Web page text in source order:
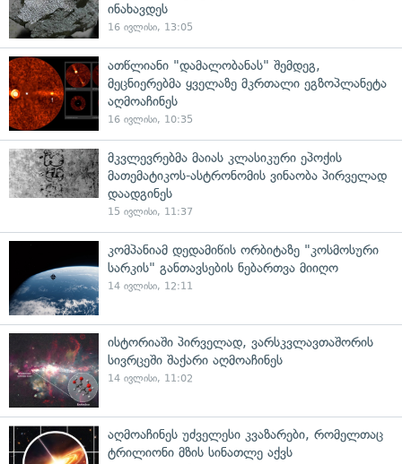
ინახავდეს
16 ივლისი, 13:05
ათწლიანი "დამალობანას" შემდეგ,
მეცნიერებმა ყველაზე მკრთალი ეგზოპლანეტა
აღმოაჩინეს
16 ივლისი, 10:35
მკვლევრებმა მაიას კლასიკური ეპოქის
მათემატიკოს-ასტრონომის ვინაობა პირველად
დაადგინეს
15 ივლისი, 11:37
კომპანიამ დედამიწის ორბიტაზე "კოსმოსური
სარკის" განთავსების ნებართვა მიიღო
14 ივლისი, 12:11
ისტორიაში პირველად, ვარსკვლავთაშორის
სივრცეში შაქარი აღმოაჩინეს
14 ივლისი, 11:02
აღმოაჩინეს უძველესი კვაზარები, რომელთაც
ტრილიონი მზის სინათლე აქვს